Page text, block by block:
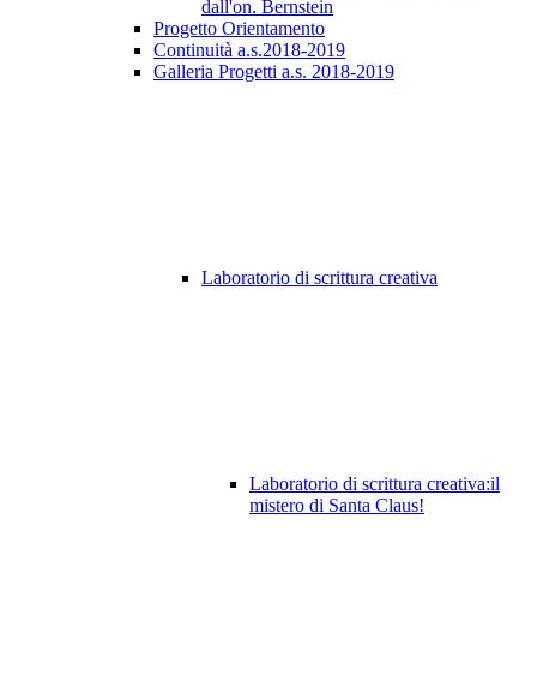
dall'on. Bernstein
Progetto Orientamento
Continuità a.s.2018-2019
Galleria Progetti a.s. 2018-2019
Laboratorio di scrittura creativa
Laboratorio di scrittura creativa:il
mistero di Santa Claus!